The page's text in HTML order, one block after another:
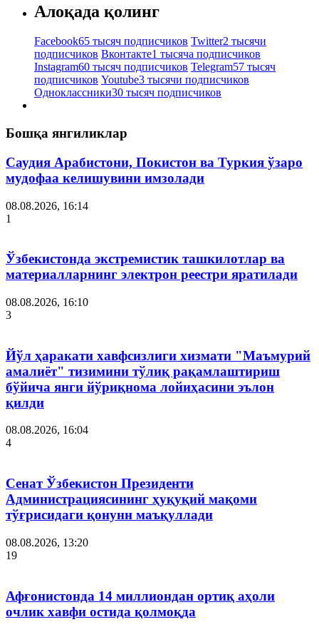
Алоқада қолинг
Facebook65 тысяч подписчиков Twitter2 тысячи
подписчиков Вконтакте1 тысяча подписчиков
Instagram60 тысяч подписчиков Telegram57 тысяч
подписчиков Youtube3 тысячи подписчиков
Одноклассники30 тысяч подписчиков
Бошқа янгиликлар
Саудия Арабистони, Покистон ва Туркия ўзаро
мудофаа келишувини имзолади
08.08.2026, 16:14
1
Ўзбекистонда экстремистик ташкилотлар ва
материалларнинг электрон реестри яратилади
08.08.2026, 16:10
3
Йўл ҳаракати хавфсизлиги хизмати "Маъмурий
амалиёт" тизимини тўлиқ рақамлаштириш
бўйича янги йўриқнома лойиҳасини эълон
қилди
08.08.2026, 16:04
4
Сенат Ўзбекистон Президенти
Администрациясининг ҳуқуқий мақоми
тўғрисидаги қонунн маъқуллади
08.08.2026, 13:20
19
Афғонистонда 14 миллиондан ортиқ аҳоли
очлик хавфи остида қолмоқда